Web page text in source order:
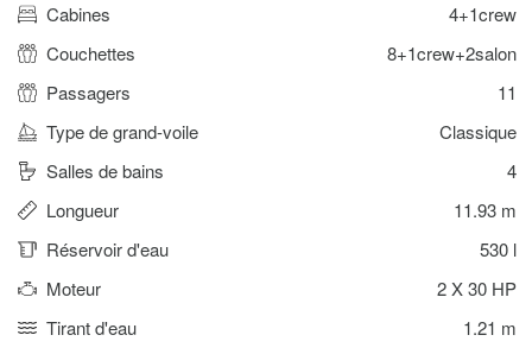
Cabines
4+1crew
Couchettes
8+1crew+2salon
Passagers
11
Type de grand-voile
Classique
Salles de bains
4
Longueur
11.93 m
Réservoir d'eau
530 l
Moteur
2 X 30 HP
Tirant d'eau
1.21 m